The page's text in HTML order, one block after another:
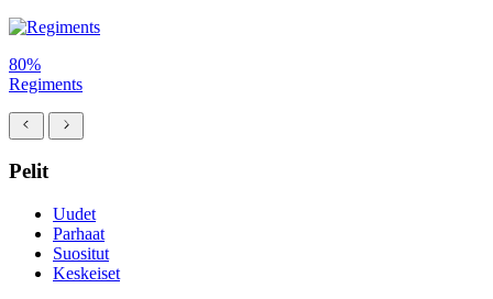
80%
Regiments
Pelit
Uudet
Parhaat
Suositut
Keskeiset